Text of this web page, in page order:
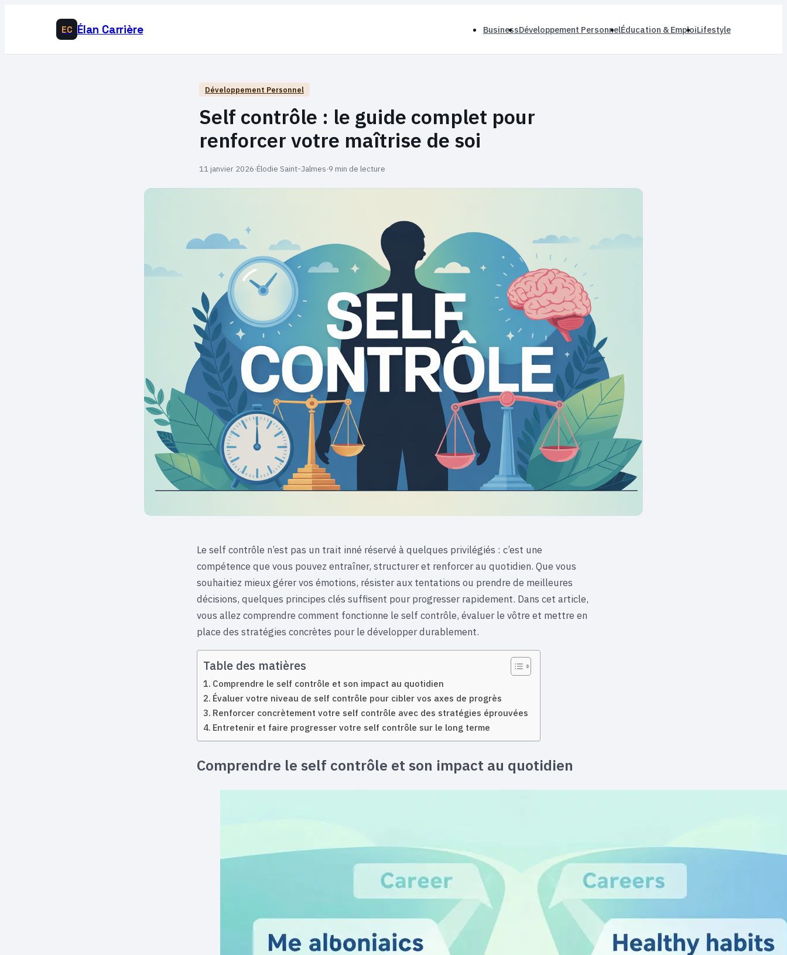
EC Élan Carrière BusinessDéveloppement PersonnelÉducation & EmploiLifestyle
Développement Personnel
Self contrôle : le guide complet pour
renforcer votre maîtrise de soi
11 janvier 2026·Élodie Saint-Jalmes·9 min de lecture
Le self contrôle n’est pas un trait inné réservé à quelques privilégiés : c’est une
compétence que vous pouvez entraîner, structurer et renforcer au quotidien. Que vous
souhaitiez mieux gérer vos émotions, résister aux tentations ou prendre de meilleures
décisions, quelques principes clés suffisent pour progresser rapidement. Dans cet article,
vous allez comprendre comment fonctionne le self contrôle, évaluer le vôtre et mettre en
place des stratégies concrètes pour le développer durablement.
Table des matières
Comprendre le self contrôle et son impact au quotidien
Évaluer votre niveau de self contrôle pour cibler vos axes de progrès
Renforcer concrètement votre self contrôle avec des stratégies éprouvées
Entretenir et faire progresser votre self contrôle sur le long terme
Comprendre le self contrôle et son impact au quotidien